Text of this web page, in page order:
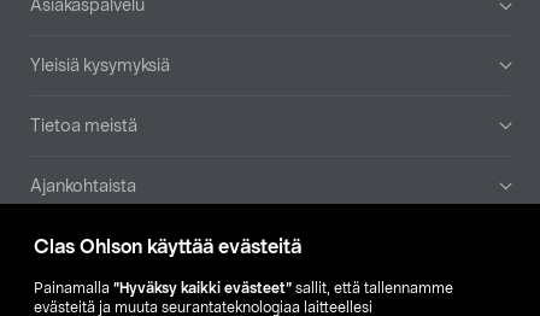
Clas Ohlson käyttää evästeitä
Painamalla ”Hyväksy kaikki evästeet” sallit, että tallennamme
evästeitä ja muuta seurantateknologiaa laitteellesi
Asiakaspalvelu
Yleisiä kysymyksiä
Tietoa meistä
Ajankohtaista
Muut yrityksemme
Etsi myymälä